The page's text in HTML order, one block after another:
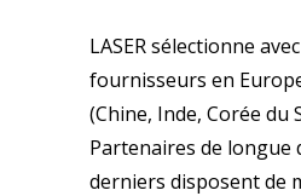
LASER sélectionne
fournisseurs en
(Chine, Inde, Corée du
Partenaires de longue
derniers disposent de